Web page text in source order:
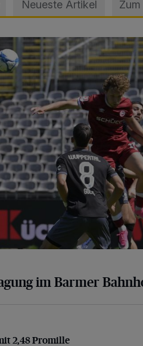
Neueste Artikel
im Barmer Bahnhof und klare
im Barmer
2,48 Promille
2,48 Promille